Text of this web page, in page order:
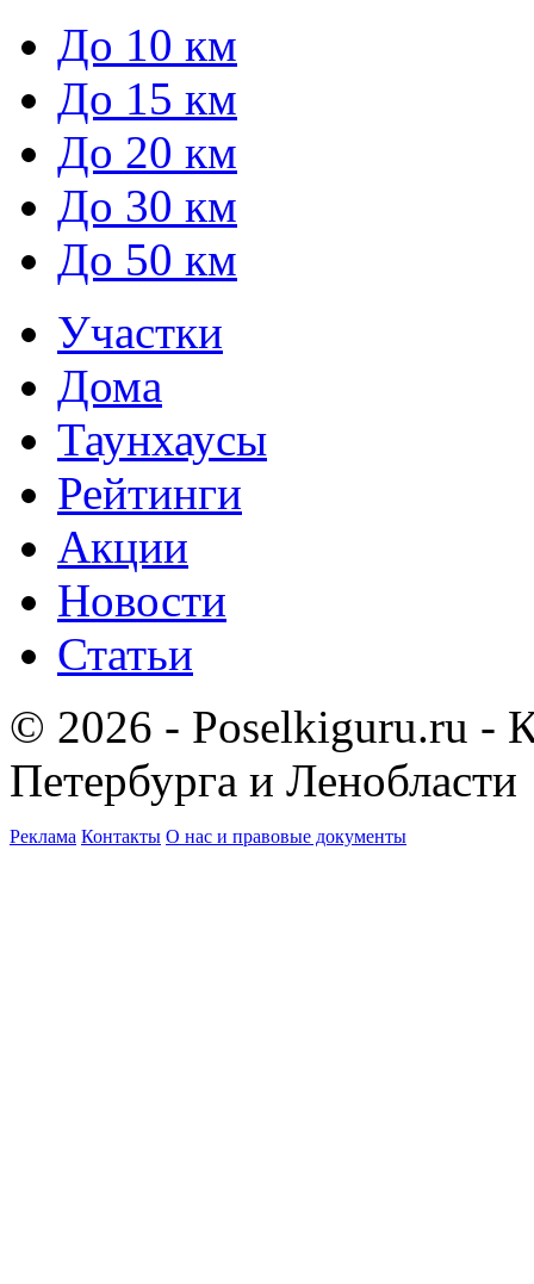
До 10 км
До 15 км
До 20 км
До 30 км
До 50 км
Участки
Дома
Таунхаусы
Рейтинги
Акции
Новости
Статьи
© 2026 - Poselkiguru.ru -
Петербурга и Ленобласти
Реклама Контакты О нас и правовые документы